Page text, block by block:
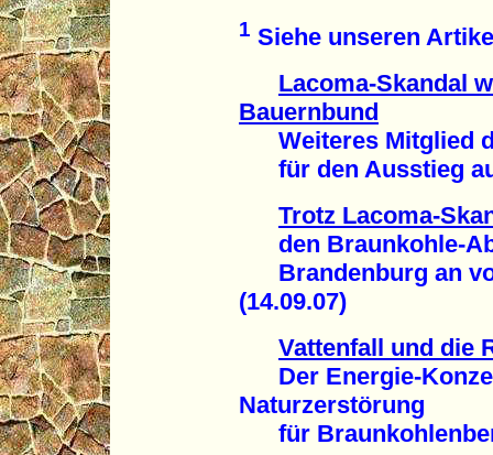
1 Siehe unseren
Lacoma-Skandal
Bauernbund
Weiteres Mitglied
für den Ausstieg
Trotz Lacoma-
den Braunkohle-
Brandenburg an
(14.09.07)
Vattenfall und die
Der Energie-
Naturzerstörung
für